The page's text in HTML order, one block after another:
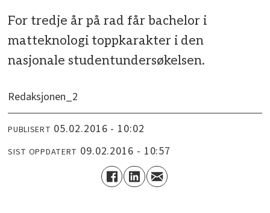
For tredje år på rad får bachelor i
matteknologi toppkarakter i den
nasjonale studentundersøkelsen.
Redaksjonen_2
PUBLISERT 05.02.2016 - 10:02
SIST OPPDATERT 09.02.2016 - 10:57